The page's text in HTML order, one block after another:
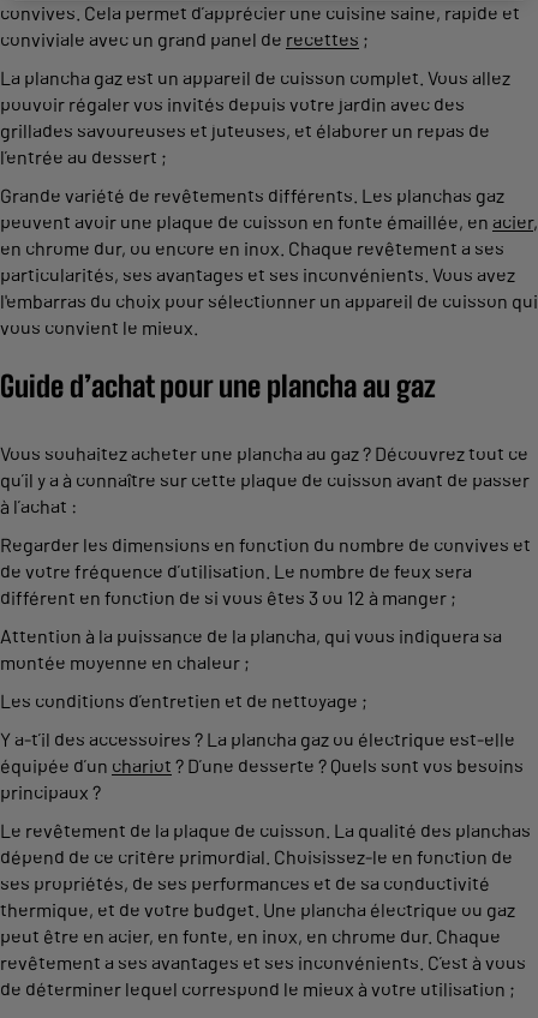
convives. Cela permet d’apprécier une cuisine saine, rapide et
conviviale avec un grand panel de recettes ;
La plancha gaz est un appareil de cuisson complet. Vous allez
pouvoir régaler vos invités depuis votre jardin avec des
grillades savoureuses et juteuses, et élaborer un repas de
l’entrée au dessert ;
Grande variété de revêtements différents. Les planchas gaz
peuvent avoir une plaque de cuisson en fonte émaillée, en acier,
en chrome dur, ou encore en inox. Chaque revêtement a ses
particularités, ses avantages et ses inconvénients. Vous avez
l'embarras du choix pour sélectionner un appareil de cuisson qui
vous convient le mieux.
Guide d’achat pour une plancha au gaz
Vous souhaitez acheter une plancha au gaz ? Découvrez tout ce
qu’il y a à connaître sur cette plaque de cuisson avant de passer
à l’achat :
Regarder les dimensions en fonction du nombre de convives et
de votre fréquence d’utilisation. Le nombre de feux sera
différent en fonction de si vous êtes 3 ou 12 à manger ;
Attention à la puissance de la plancha, qui vous indiquera sa
montée moyenne en chaleur ;
Les conditions d’entretien et de nettoyage ;
Y a-t’il des accessoires ? La plancha gaz ou électrique est-elle
équipée d’un chariot ? D’une desserte ? Quels sont vos besoins
principaux ?
Le revêtement de la plaque de cuisson. La qualité des planchas
dépend de ce critère primordial. Choisissez-le en fonction de
ses propriétés, de ses performances et de sa conductivité
thermique, et de votre budget. Une plancha électrique ou gaz
peut être en acier, en fonte, en inox, en chrome dur. Chaque
revêtement a ses avantages et ses inconvénients. C’est à vous
de déterminer lequel correspond le mieux à votre utilisation ;